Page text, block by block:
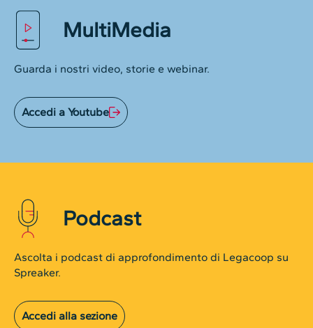
MultiMedia
Guarda i nostri video, storie e webinar.
Accedi a Youtube
Podcast
Ascolta i podcast di approfondimento di Legacoop su
Spreaker.
Accedi alla sezione